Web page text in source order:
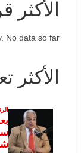
الأكثر
No data so far.
الأكثر